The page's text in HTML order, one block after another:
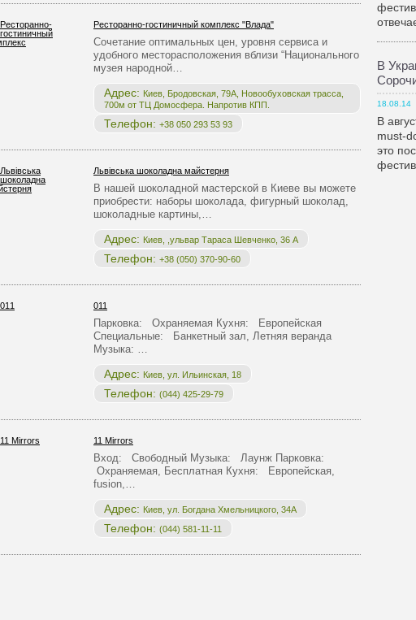
Ресторанно-гостиничный комплекс "Влада"
Сочетание оптимальных цен, уровня сервиса и
удобного месторасположения вблизи “Национального
музея народной…
Адрес: Киев, Бродовская, 79А, Новообуховская трасса,
700м от ТЦ Домосфера. Напротив КПП.
Телефон: +38 050 293 53 93
Львівська шоколадна майстерня
В нашей шоколадной мастерской в Киеве вы можете
приобрести: наборы шоколада, фигурный шоколад,
шоколадные картины,…
Адрес: Киев, ,ульвар Тараса Шевченко, 36 А
Телефон: +38 (050) 370-90-60
011
Парковка: Охраняемая Кухня: Европейская
Специальные: Банкетный зал, Летняя веранда
Музыка: …
Адрес: Киев, ул. Ильинская, 18
Телефон: (044) 425-29-79
11 Mirrors
Вход: Свободный Музыка: Лаунж Парковка:
Охраняемая, Бесплатная Кухня: Европейская,
fusion,…
Адрес: Киев, ул. Богдана Хмельницкого, 34А
Телефон: (044) 581-11-11
В
18.08.14
В
must-
это